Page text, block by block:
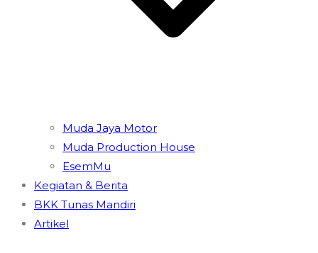
Muda Jaya Motor
Muda Production House
EsemMu
Kegiatan & Berita
BKK Tunas Mandiri
Artikel